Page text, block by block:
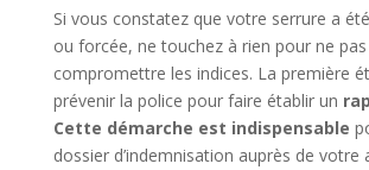
Si vous constatez que votre serrure a
ou forcée, ne touchez à rien pour ne pas
compromettre les indices. La première
prévenir la police pour faire établir un
Cette démarche est indispensable
dossier d’indemnisation auprès de votre